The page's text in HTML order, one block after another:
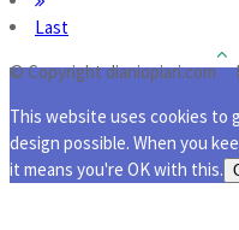
Last
© Copyright dianiopiari.com
This website uses cookies to
design possible. When you
it means you're OK with this.